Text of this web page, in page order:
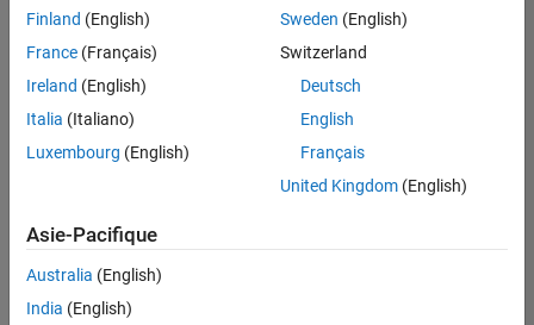
recherche
afficher
l’ensemble
des
d'emploi.
tout
vous
trouvez
Finland (English)
France (Français)
Ireland (English)
Italia (Italiano)
Luxembourg (English)
Sweden (English)
Switzerland
Deutsch
English
Français
United Kingdom(English)
Asie-Pacifique
Australia (English)
India (English)